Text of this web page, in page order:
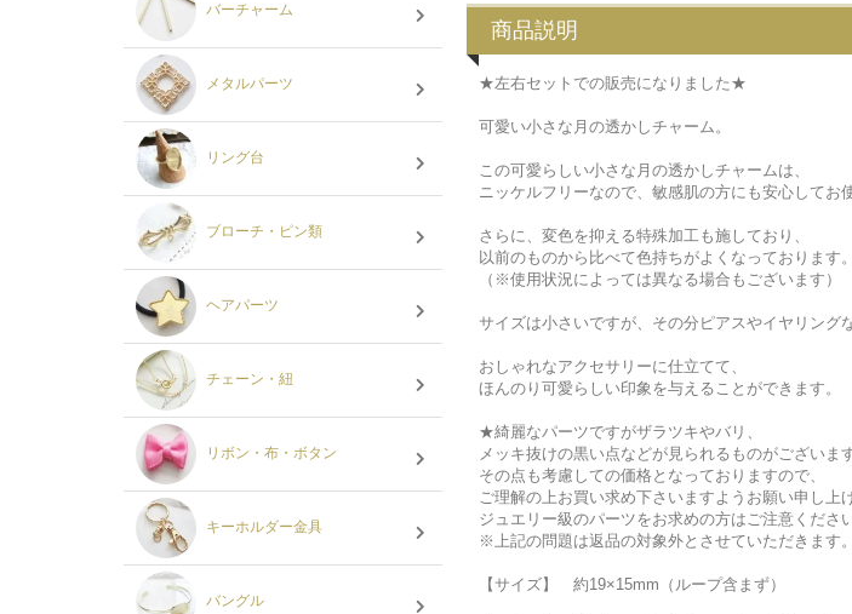
商品説明
★左右セットでの販売になりました★
可愛い小さな月の透かしチャーム。
この可愛らしい小さな月の透かしチャームは、
ニッケルフリーなので、敏感肌の方にも安心してお
さらに、変色を抑える特殊加工も施しており、
以前のものから比べて色持ちがよくなっております。
（※使用状況によっては異なる場合もございます）
サイズは小さいですが、その分ピアスやイヤリング
おしゃれなアクセサリーに仕立てて、
ほんのり可愛らしい印象を与えることができます。
★綺麗なパーツですがザラツキやバリ、
メッキ抜けの黒い点などが見られるものがございます
その点も考慮しての価格となっておりますので、
ご理解の上お買い求め下さいますようお願い申し上げ
ジュエリー級のパーツをお求めの方はご注意ください
※上記の問題は返品の対象外とさせていただきます。
【サイズ】 約19×15mm（ループ含まず）
バーチャーム
メタルパーツ
リング台
ブローチ・ピン類
ヘアパーツ
チェーン・紐
リボン・布・ボタン
キーホルダー金具
バングル